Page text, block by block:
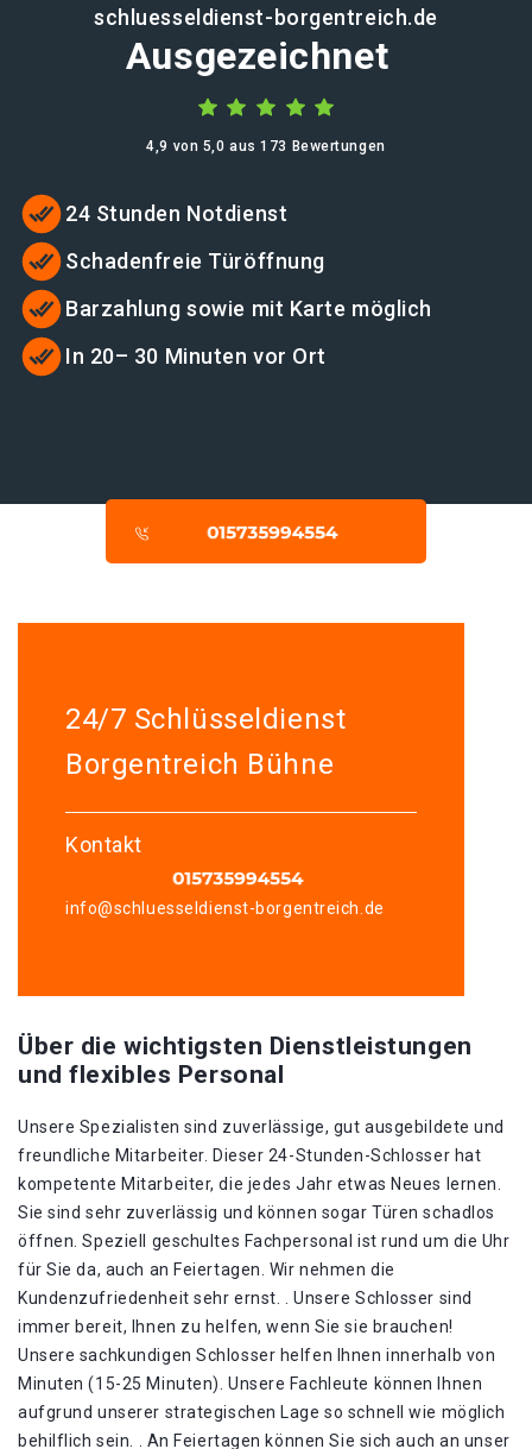
schluesseldienst-borgentreich.de
Ausgezeichnet
4,9 von 5,0 aus 173 Bewertungen
24 Stunden Notdienst
Schadenfreie Türöffnung
Barzahlung sowie mit Karte möglich
In 20– 30 Minuten vor Ort
24/7 Schlüsseldienst
Borgentreich Bühne
Kontakt
info@schluesseldienst-borgentreich.de
Über die wichtigsten Dienstleistungen
und flexibles Personal
Unsere Spezialisten sind zuverlässige, gut ausgebildete und
freundliche Mitarbeiter. Dieser 24-Stunden-Schlosser hat
kompetente Mitarbeiter, die jedes Jahr etwas Neues lernen.
Sie sind sehr zuverlässig und können sogar Türen schadlos
öffnen. Speziell geschultes Fachpersonal ist rund um die Uhr
für Sie da, auch an Feiertagen. Wir nehmen die
Kundenzufriedenheit sehr ernst. . Unsere Schlosser sind
immer bereit, Ihnen zu helfen, wenn Sie sie brauchen!
Unsere sachkundigen Schlosser helfen Ihnen innerhalb von
Minuten (15-25 Minuten). Unsere Fachleute können Ihnen
aufgrund unserer strategischen Lage so schnell wie möglich
behilflich sein. . An Feiertagen können Sie sich auch an unser